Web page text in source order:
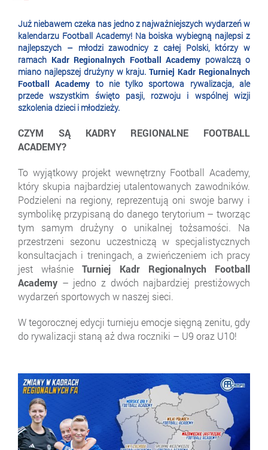
Już niebawem czeka nas jedno z najważniejszych wydarzeń w
kalendarzu Football Academy! Na boiska wybiegną najlepsi z
najlepszych – młodzi zawodnicy z całej Polski, którzy w
ramach Kadr Regionalnych Football Academy powalczą o
miano najlepszej drużyny w kraju.Turniej Kadr Regionalnych
Football Academy to nie tylko sportowa rywalizacja, ale
przede wszystkim święto pasji, rozwoju i wspólnej wizji
szkolenia dzieci i młodzieży.
CZYM SĄ KADRY REGIONALNE FOOTBALL
ACADEMY?
To wyjątkowy projekt wewnętrzny Football Academy,
który skupia najbardziej utalentowanych zawodników.
Podzieleni na regiony, reprezentują oni swoje barwy i
symbolikę przypisaną do danego terytorium – tworząc
tym samym drużyny o unikalnej tożsamości. Na
przestrzeni sezonu uczestniczą w specjalistycznych
konsultacjach i treningach, a zwieńczeniem ich pracy
jest właśnieTurniej Kadr Regionalnych Football
Academy – jedno z dwóch najbardziej prestiżowych
wydarzeń sportowych w naszej sieci.
W tegorocznej edycji turnieju emocje sięgną zenitu, gdy
do rywalizacji staną aż dwa roczniki – U9 oraz U10!